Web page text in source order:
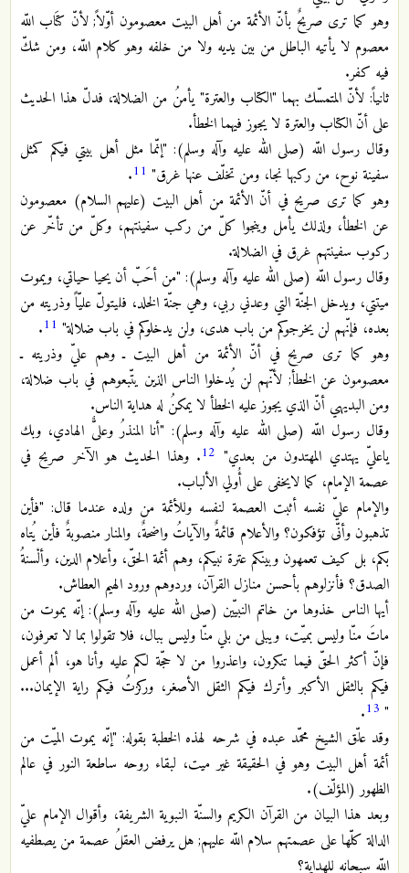
وهو كما ترى صريحٌ بأنّ الأئمة من أهل البيت معصومون أوّلاً; لأنّ كتَاب اللّه
معصوم لا يأتيه الباطل من بين يديه ولا من خلفه وهو كلام اللّه، ومن شكّ
فيه كفر.
ثانياً: لأنّ المتمسّك بهما "الكتاب والعترة" يأمنُ من الضلالة، فدلّ هذا الحديث
على أنّ الكتاب والعترة لا يجوز فيهما الخطأ.
وقال رسول اللّه (صلى الله عليه وآله وسلم): "إنّما مثل أهل بيتي فيكم كمثل
سفينة نوح، من ركبها نجا، ومن تخلّف عنها غرق" 11
.
وهو كما ترى صريح في أنّ الأئمة من أهل البيت (عليهم السلام) معصومون
عن الخطأ، ولذلك يأمل وينجوا كلّ من ركب سفينتهم، وكلّ من تأخّر عن
ركوب سفينتهم غرق في الضلالة.
وقال رسول اللّه (صلى الله عليه وآله وسلم): "من أحَبّ أن يحيا حياتي، ويموت
ميتتي، ويدخل الجنّة التي وعدني ربي، وهي جنّة الخلد، فليتولّ عليّاً وذريته من
بعده، فإنّهم لن يخرجوكم من باب هدى، ولن يدخلوكم في باب ضلالة" 11
.
وهو كما ترى صريح في أنّ الأئمة من أهل البيت ـ وهم عليّ وذريته ـ
معصومون عن الخطأ; لأنّهم لن يُدخلوا الناس الذين يتّبعوهم في باب ضلالة،
ومن البديهي أنّ الذي يجوز عليه الخطأ لا يمكنُ له هداية الناس.
وقال رسول اللّه (صلى الله عليه وآله وسلم): "أنا المنذرُ وعلىٌّ الهادي، وبك
ياعليّ يهتدي المهتدون من بعدي" 12. وهذا الحديث هو الآخر صريح في
عصمة الإمام، كما لايخفى على أُولي الألباب.
والإمام عليّ نفسه أثبت العصمة لنفسه وللأئمة من ولده عندما قال: "فأين
تذهبون وأنّى تؤفكون؟ والأعلام قائمةٌ والآياتُ واضحةٌ، والمنار منصوبةٌ فأين يُتاه
بكم، بل كيف تعمهون وبينكم عترة نبيكم، وهم أئمة الحقّ، وأعلام الدين، وألْسنةُ
الصدق؟ فأنزلوهم بأحسن منازل القرآن، وردوهم ورود الهيم العطاش.
أيها الناس خذوها من خاتم النبيّين (صلى الله عليه وآله وسلم): إنّه يموت من
ماتَ منّا وليس بميّت، ويبلى من بلي منّا وليس ببال، فلا تقولوا بما لا تعرفون،
فإنّ أكثر الحقّ فيما تنكرون، واعذروا من لا حجّة لكم عليه وأنا هو، ألم أعمل
فيكم بالثقل الأكبر وأترك فيكم الثقل الأصغر، وركزتُ فيكم راية الإيمان...
"
13
.
وقد علّق الشيخ محمّد عبده في شرحه لهذه الخطبة بقوله: "إنّه يموت الميّت من
أئمة أهل البيت وهو في الحقيقة غير ميت، لبقاء روحه ساطعة النور في عالم
الظهور (المؤلّف).
وبعد هذا البيان من القرآن الكريم والسنّة النبوية الشريفة، وأقوال الإمام عليّ
الدالة كلّها على عصمتهم سلام اللّه عليهم; هل يرفض العقلُ عصمة من يصطفيه
اللّه سبحانه للهداية؟